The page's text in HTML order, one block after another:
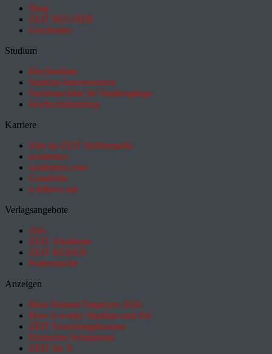
Shop
ZEIT BÜCHER
Geschenke
Studium
HeyStudium
Studium-Interessentest
Suchmaschine für Studiengänge
Hochschulranking
Karriere
Jobs im ZEIT Stellenmarkt
academics
academics.com
GoodJobs
e-fellows.net
Verlagsangebote
Abo
ZEIT Akademie
ZEIT REISEN
Partnersuche
Anzeigen
Most Wanted Employer 2026
How it works: Studium und Job
ZEIT Forschungskosmos
Deutsches Schulportal
ZEIT für X